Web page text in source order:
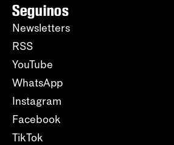
Seguinos
Newsletters
RSS
YouTube
WhatsApp
Instagram
Facebook
TikTok